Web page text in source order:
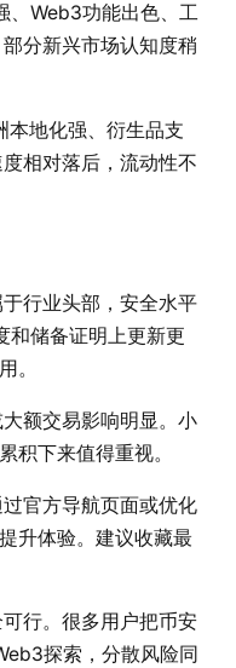
、Web3功能出色、工
分新兴市场认知度稍
本地化强、衍生品支
相对落后，流动性不
行业头部，安全水平
和储备证明上更新更
。
额交易影响明显。小
积下来值得重视。
官方导航页面或优化
升体验。建议收藏最
可行。很多用户把币安
探索，分散风险同